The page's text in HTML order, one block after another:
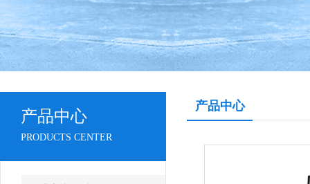
产品中心
PRODUCTS CENTER
产品中心